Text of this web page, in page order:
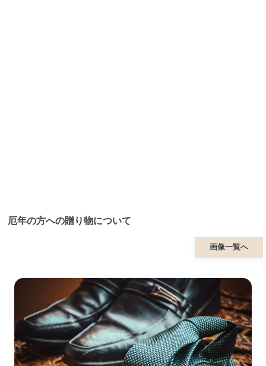
厄年の方への贈り物について
画像一覧へ